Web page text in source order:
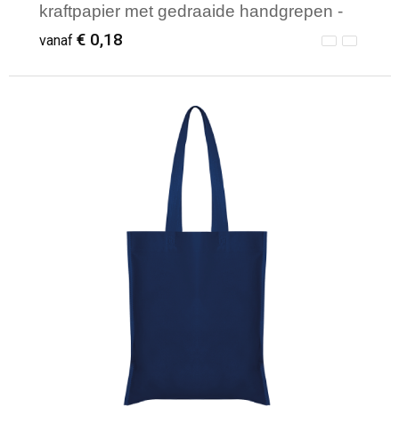
kraftpapier met gedraaide handgrepen -
18 x 8 x 21 cm
vanaf € 0,18
Minimale afname: 250